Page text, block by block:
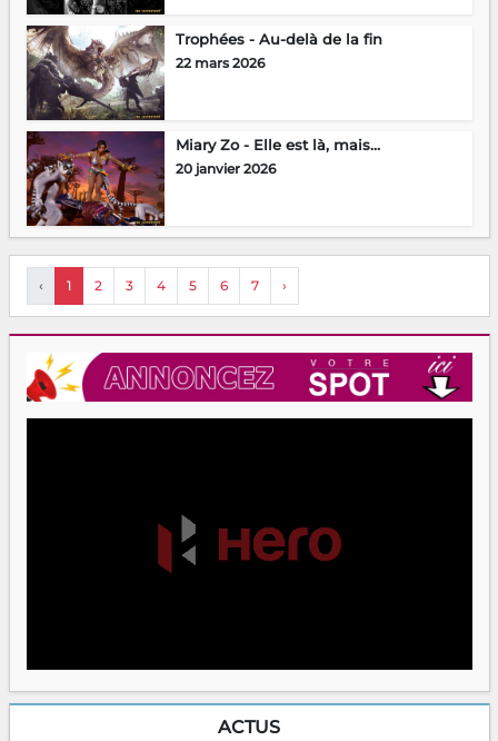
Trophées - Au-delà de la fin
22 mars 2026
Miary Zo - Elle est là, mais…
20 janvier 2026
‹ 1 2 3 4 5 6 7 ›
ACTUS